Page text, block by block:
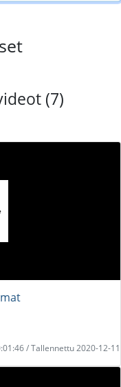
(7)
/ Tallennettu 2020-12-11